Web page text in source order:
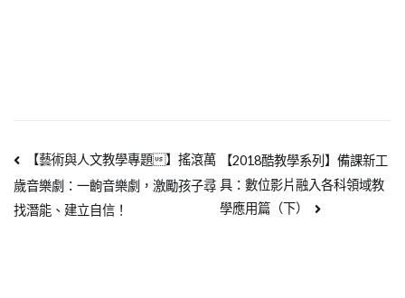
【藝術與人文教學專題】搖滾萬
歲音樂劇：一齣音樂劇，激勵孩子尋
找潛能、建立自信！
【2018酷教學系列】備課新工
具：數位影片融入各科領域教
學應用篇（下）